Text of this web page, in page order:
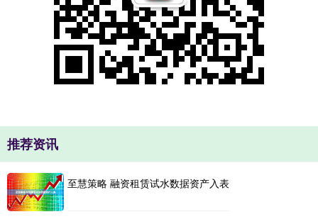
推荐资讯
至慧策略 融资租赁试水数据资产入表